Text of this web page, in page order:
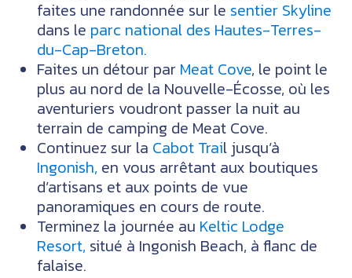
faites une randonnée sur le sentier Skyline
dans le parc national des Hautes-Terres-
du-Cap-Breton.
Faites un détour par Meat Cove, le point le
plus au nord de la Nouvelle-Écosse, où les
aventuriers voudront passer la nuit au
terrain de camping de Meat Cove.
Continuez sur la Cabot Trail jusqu’à
Ingonish, en vous arrêtant aux boutiques
d’artisans et aux points de vue
panoramiques en cours de route.
Terminez la journée au Keltic Lodge
Resort, situé à Ingonish Beach, à flanc de
falaise.